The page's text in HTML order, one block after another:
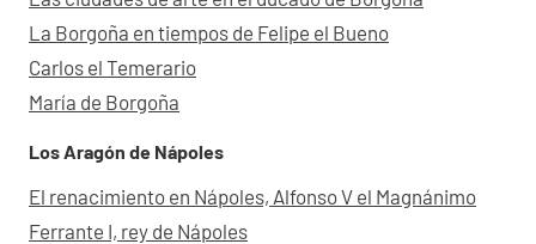
La Borgoña en tiempos de Felipe el Bueno
Carlos el Temerario
María de Borgoña
Los Aragón de Nápoles
El renacimiento en Nápoles, Alfonso V el Magnánimo
Ferrante I, rey de Nápoles